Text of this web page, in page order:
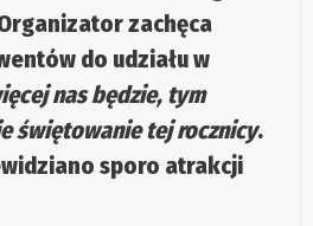
zachęca
do udziału w
nas będzie, tym
świętowanie tej rocznicy.
sporo atrakcji